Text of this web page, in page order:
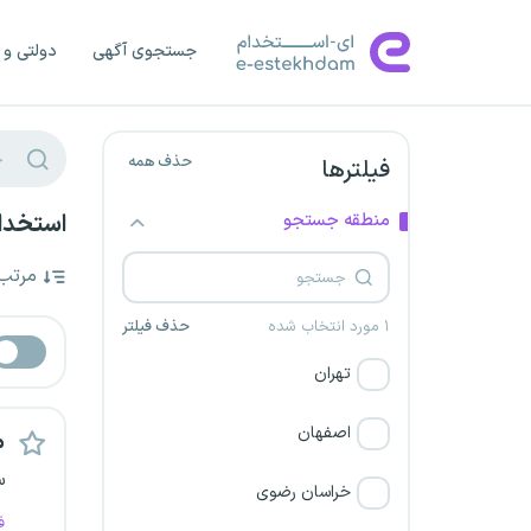
جستجوی آگهی دولتی
فیلترها حذف همه
منطقه جستجو
۱ مورد انتخاب شده حذف فیلتر
تهران
اصفهان
خراسان رضوی